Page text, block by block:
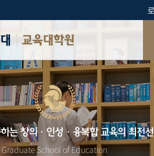
교육대학원
는 창의·인성·융복합 교육의 최전선
Graduate School of Education